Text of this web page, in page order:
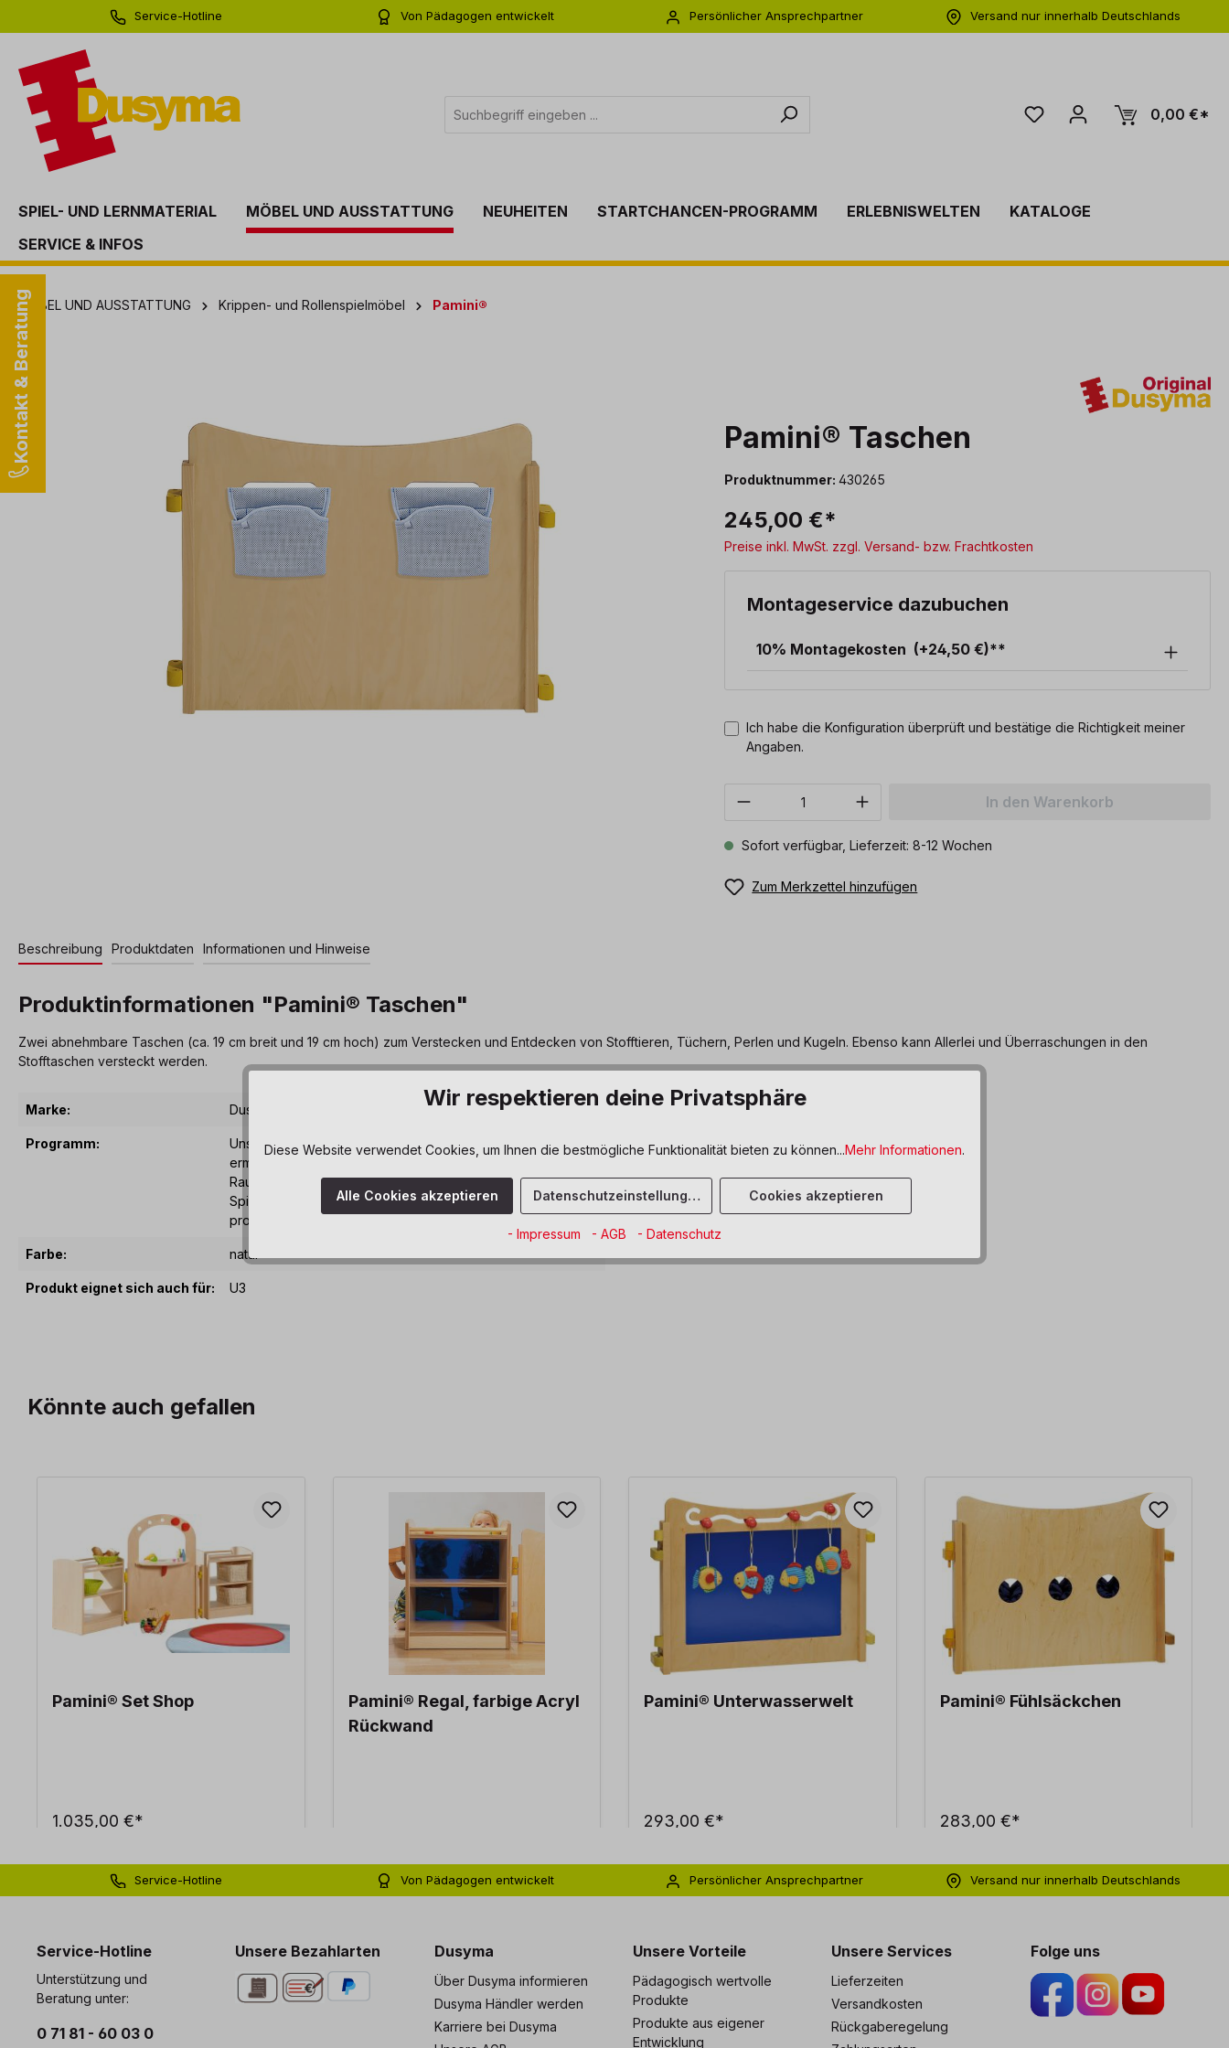
Zur Hauptnavigation springen
Service-Hotline
Von Pädagogen entwickelt
Persönlicher Ansprechpartner
Versand nur innerhalb Deutschlands
0,00 €*
SPIEL- UND LERNMATERIAL MÖBEL UND AUSSTATTUNG NEUHEITEN STARTCHANCEN-PROGRAMM ERLEBNISWELTEN
KATALOGE
SERVICE & INFOS
Kontakt & Beratung
MÖBEL UND AUSSTATTUNG Krippen- und Rollenspielmöbel Pamini®
Bildergalerie überspringen
Pamini® Taschen
Produktnummer:430265
245,00 €*
Preise inkl. MwSt. zzgl. Versand- bzw. Frachtkosten
Montageservice dazubuchen
10% Montagekosten (+24,50 €)**
Ich habe die Konfiguration überprüft und bestätige die Richtigkeit meiner
Angaben.
Produkt Anzahl: Gib den gewünschten Wert
In den Warenkorb
Sofort verfügbar, Lieferzeit: 8-12 Wochen
Zum Merkzettel hinzufügen
Beschreibung Produktdaten Informationen und Hinweise
Produktinformationen "Pamini® Taschen"
Zwei abnehmbare Taschen (ca. 19 cm breit und 19 cm hoch) zum Verstecken und Entdecken von Stofftieren, Tüchern, Perlen und Kugeln. Ebenso kann Allerlei und Überraschungen in den
Stofftaschen versteckt werden.
Marke: Dusyma
Programm:
Unsere Pamini® Spielwände, Regale und Raumteiler
ermöglichen eine vielfältige und differenzierte
Raumgestaltung und -gliederung. Die unterschiedlichen
Spielfunktionen laden zum Experimentieren und Aus­
probieren, zu aktivem Handeln und Selbsttätigsein ein
Farbe: natur
Produkt eignet sich auch für: U3
Könnte auch gefallen
Pamini® Set Shop
1.035,00 €*
Pamini® Regal, farbige Acryl
Rückwand
Pamini® Unterwasserwelt
293,00 €*
Pamini® Fühlsäckchen
283,00 €*
Service-Hotline
Von Pädagogen entwickelt
Persönlicher Ansprechpartner
Versand nur innerhalb Deutschlands
Service-Hotline
Unterstützung und
Beratung unter:
0 71 81 - 60 03 0
Unsere Bezahlarten Dusyma
Über Dusyma informieren
Dusyma Händler werden
Karriere bei Dusyma
Unsere Vorteile
Pädagogisch wertvolle
Produkte
Produkte aus eigener
Entwicklung
Unsere Services
Lieferzeiten
Versandkosten
Rückgaberegelung
Folge uns
Wir respektieren deine Privatsphäre
Diese Website verwendet Cookies, um Ihnen die bestmögliche Funktionalität bieten zu können...Mehr Informationen.
Alle Cookies akzeptieren Datenschutzeinstellungen Cookies akzeptieren
- Impressum - AGB - Datenschutz